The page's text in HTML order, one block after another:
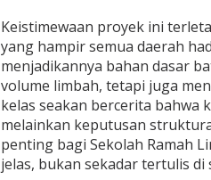
Keistimewaan proyek ini
yang hampir semua daerah
menjadikannya bahan dasar
volume limbah, tetapi juga
kelas seakan bercerita bahwa
melainkan keputusan
penting bagi Sekolah Ramah
jelas, bukan sekadar tertulis di